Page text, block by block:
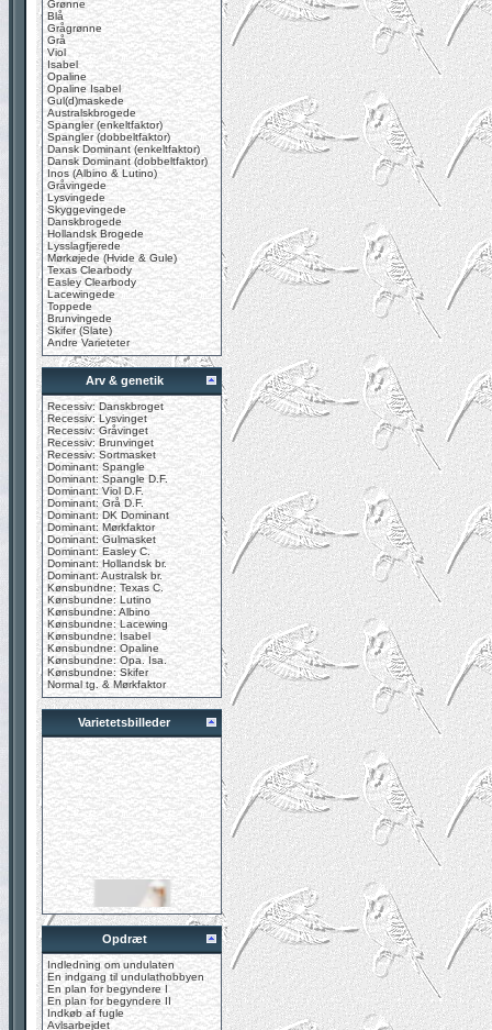
Grønne
Blå
Grågrønne
Grå
Viol
Isabel
Opaline
Opaline Isabel
Gul(d)maskede
Australskbrogede
Spangler (enkeltfaktor)
Spangler (dobbeltfaktor)
Dansk Dominant (enkeltfaktor)
Dansk Dominant (dobbeltfaktor)
Inos (Albino & Lutino)
Gråvingede
Lysvingede
Skyggevingede
Danskbrogede
Hollandsk Brogede
Lysslagfjerede
Mørkøjede (Hvide & Gule)
Texas Clearbody
Easley Clearbody
Lacewingede
Toppede
Brunvingede
Skifer (Slate)
Andre Varieteter
Arv & genetik
Recessiv: Danskbroget
Recessiv: Lysvinget
Recessiv: Gråvinget
Recessiv: Brunvinget
Recessiv: Sortmasket
Dominant: Spangle
Dominant: Spangle D.F.
Dominant: Viol D.F.
Dominant: Grå D.F.
Dominant: DK Dominant
Dominant: Mørkfaktor
Dominant: Gulmasket
Dominant: Easley C.
Dominant: Hollandsk br.
Dominant: Australsk br.
Kønsbundne: Texas C.
Kønsbundne: Lutino
Kønsbundne: Albino
Kønsbundne: Lacewing
Kønsbundne: Isabel
Kønsbundne: Opaline
Kønsbundne: Opa. Isa.
Kønsbundne: Skifer
Normal tg. & Mørkfaktor
Varietetsbilleder
Opdræt
Indledning om undulaten
En indgang til undulathobbyen
En plan for begyndere I
En plan for begyndere II
Indkøb af fugle
Avlsarbejdet